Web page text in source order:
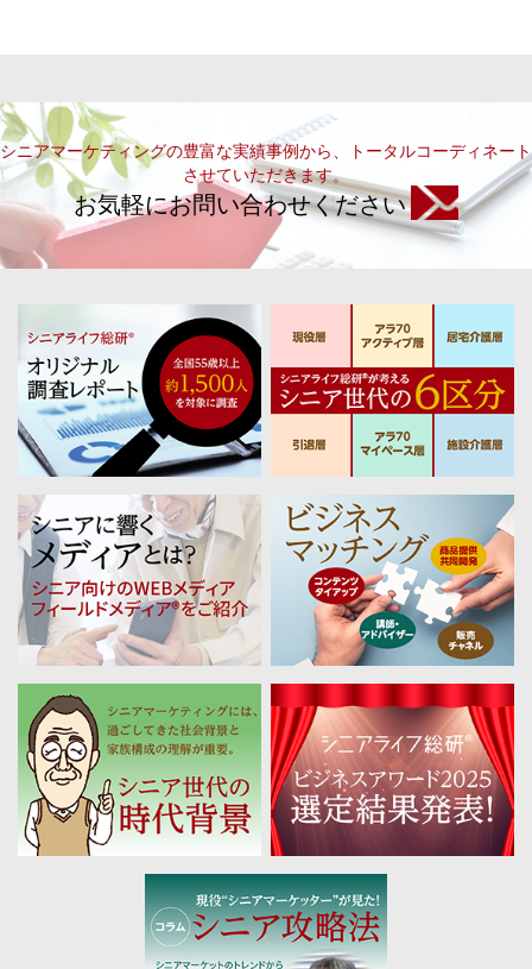
シニアマーケティングの豊富な実績事例から、トータルコーディネート
させていただきます。
お気軽にお問い合わせください